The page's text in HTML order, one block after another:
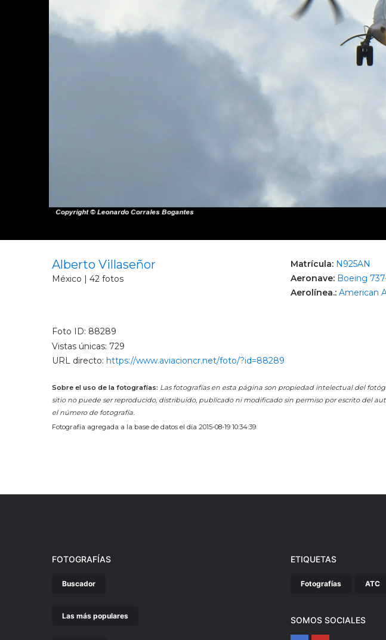
Alberto Villaseñor
México | 42 fotos
Matrícula: N925AN
Aeronave: Boeing
Aerolínea.: American
Foto ID: 88289
Vistas únicas: 729
URL directo: https://www.aviacioncr.net/foto/?id=88289
Sobre el uso de la fotografías: Las fotografías en esta página son propiedad intelectual del
sitio no puede ser reproducido, distribuido, publicado ni modificado sin permiso por escrito del
el número de fotografía.
Fotografía agregada a la base de datos el día 2015-08-19 10:34:39
FOTOGRAFÍAS
Buscador
Las más populares
ETIQUETAS
Fotografías ATC
SOMOS SOCIALES